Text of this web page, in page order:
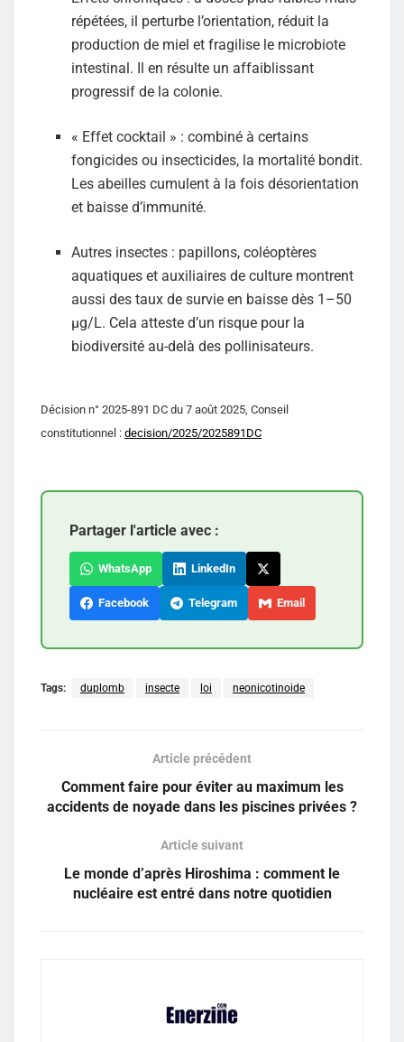
répétées, il perturbe l’orientation, réduit la
production de miel et fragilise le microbiote
intestinal. Il en résulte un affaiblissant
progressif de la colonie.
« Effet cocktail » : combiné à certains
fongicides ou insecticides, la mortalité bondit.
Les abeilles cumulent à la fois désorientation
et baisse d’immunité.
Autres insectes : papillons, coléoptères
aquatiques et auxiliaires de culture montrent
aussi des taux de survie en baisse dès 1–50
µg/L. Cela atteste d’un risque pour la
biodiversité au-delà des pollinisateurs.
Décision n° 2025-891 DC du 7 août 2025, Conseil
constitutionnel : decision/2025/2025891DC
Partager l'article avec :
WhatsApp LinkedIn
Facebook Telegram Email
Tags: duplomb insecte loi neonicotinoide
Article précédent
Comment faire pour éviter au maximum les
accidents de noyade dans les piscines privées ?
Article suivant
Le monde d’après Hiroshima : comment le
nucléaire est entré dans notre quotidien